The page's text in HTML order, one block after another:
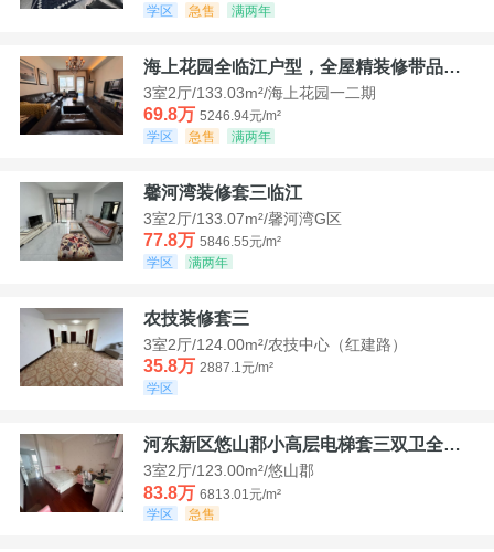
学区
急售 满两年
海上花园全临江户型，全屋精装修带品牌家具家电，诚意出售！
3室2厅/133.03m²/海上花园一二期
69.8万 5246.94元/m²
学区
急售 满两年
馨河湾装修套三临江
3室2厅/133.07m²/馨河湾G区
77.8万 5846.55元/m²
学区
满两年
农技装修套三
3室2厅/124.00m²/农技中心（红建路）
35.8万 2887.1元/m²
学区
河东新区悠山郡小高层电梯套三双卫全装带家具家电
3室2厅/123.00m²/悠山郡
83.8万 6813.01元/m²
学区
急售